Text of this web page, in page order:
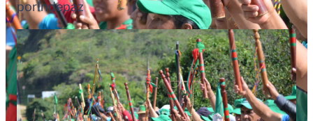
porIndepaz